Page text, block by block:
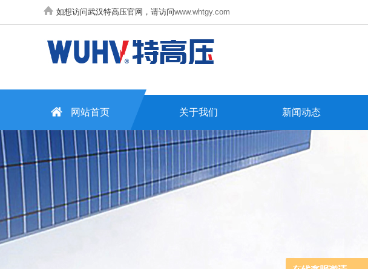
如想访问武汉特高压官网，请访问www.whtgy.com
网站首页 关于我们 新闻动态